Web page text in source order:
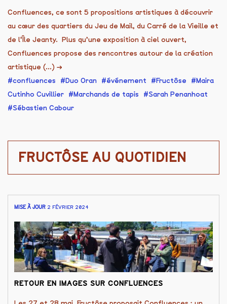
Confluences, ce sont 5 propositions artistiques à découvrir
au cœur des quartiers du Jeu de Mail, du Carré de la Vieille et
de l’Île Jeanty. Plus qu’une exposition à ciel ouvert,
Confluences propose des rencontres autour de la création
artistique (...) →
confluences
Duo Oran événement Fructôse
Maira
Cutinho Cuvillier
Marchands de tapis
Sarah Penanhoat
Sébastien Cabour
FRUCTÔSE AU QUOTIDIEN
MISE À JOUR 2 FÉVRIER 2024
RETOUR EN IMAGES SUR CONFLUENCES